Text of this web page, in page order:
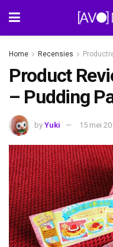
Home Recensies
Product
– Pudding
by Yuki 15 mei